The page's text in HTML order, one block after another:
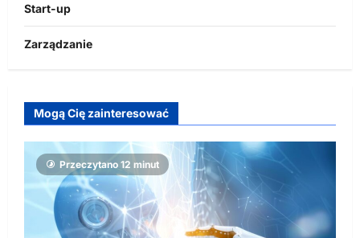
Start-up
Zarządzanie
Mogą Cię zainteresować
Przeczytano 12 minut